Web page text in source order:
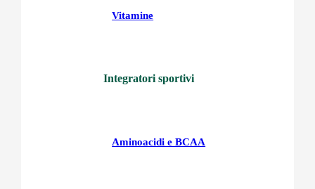
Vitamine
Integratori sportivi
Aminoacidi e BCAA